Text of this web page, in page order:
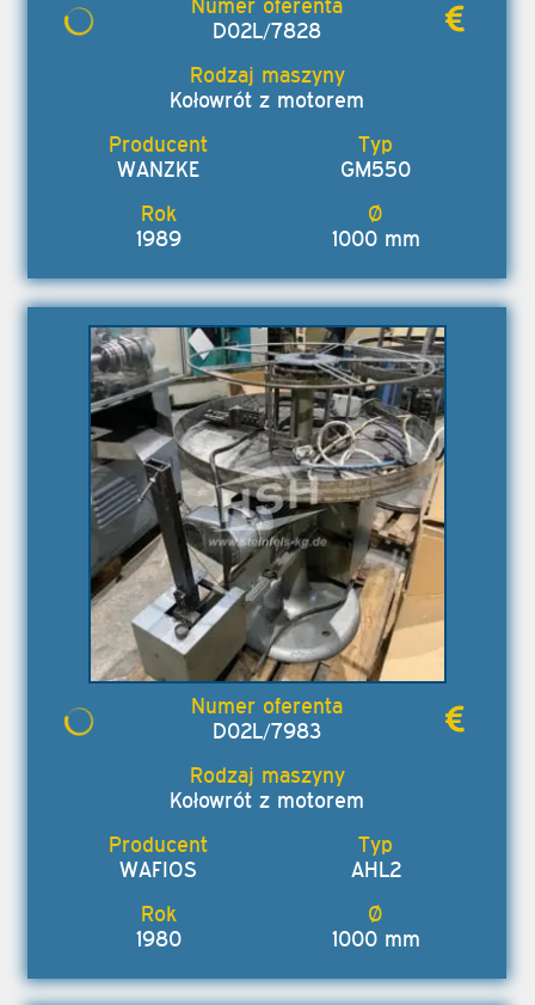
D02L/7828
Kołowrót z motorem
WANZKE GM550
1989 1000 mm
D02L/7983
Kołowrót z motorem
WAFIOS AHL2
1980 1000 mm